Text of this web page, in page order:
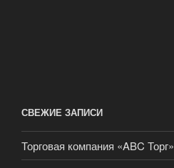
СВЕЖИЕ ЗАПИСИ
Торговая компания «ABC Торг»